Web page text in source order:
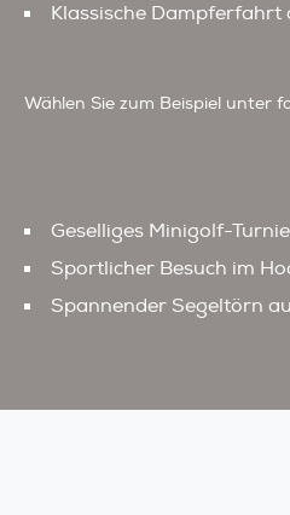
Klassische Dampferfahrt
Wählen Sie zum Beispiel unter
Geselliges Minigolf-
Sportlicher Besuch im
Spannender Segeltörn